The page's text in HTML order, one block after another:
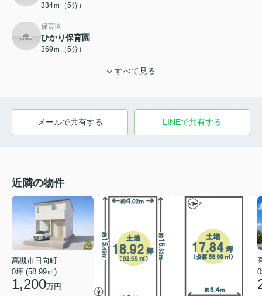
334ｍ（5分）
保育園
ひかり保育園
369ｍ（5分）
すべて見る
メールで共有する LINEで共有する
近隣の物件
高槻市日向町
0坪 (58.99㎡)
1,200万円